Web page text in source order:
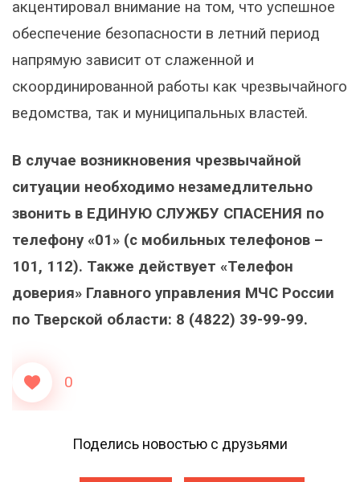
акцентировал внимание на том, что успешное
обеспечение безопасности в летний период
напрямую зависит от слаженной и
скоординированной работы как чрезвычайного
ведомства, так и муниципальных властей.
В случае возникновения чрезвычайной
ситуации необходимо незамедлительно
звонить в ЕДИНУЮ СЛУЖБУ СПАСЕНИЯ по
телефону «01» (с мобильных телефонов –
101, 112). Также действует «Телефон
доверия» Главного управления МЧС России
по Тверской области: 8 (4822) 39-99-99.
0
Поделись новостью с друзьями